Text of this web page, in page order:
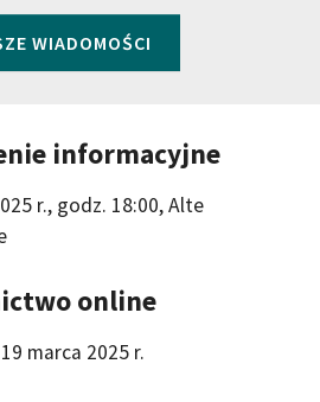
WIADOMOŚCI
informacyjne
r., godz. 18:00, Alte
online
marca 2025 r.